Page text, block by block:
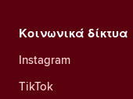
Κοινωνικά δίκτυα
Instagram
TikTok